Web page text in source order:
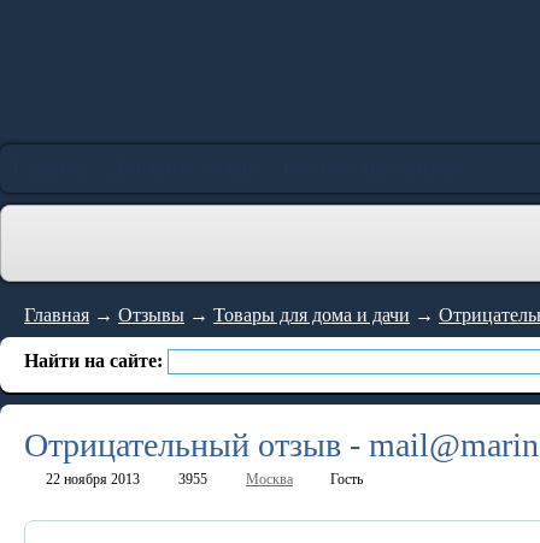
Главная → Отзывы → Товары для дома и дачи →
Найти на сайте:
Отрицательный отзыв -
22 ноября 2013 3955 Москва Гость